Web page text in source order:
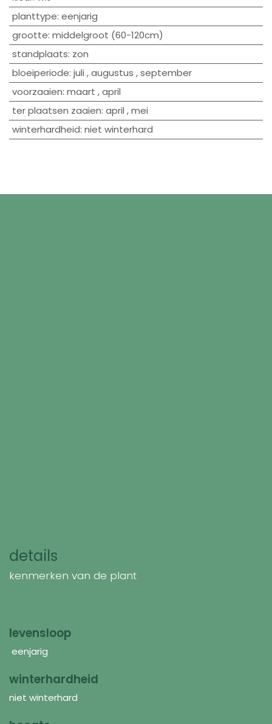
planttype: eenjarig
grootte: middelgroot (60-120cm)
standplaats: zon
bloeiperiode: juli ,augustus ,september
voorzaaien: maart ,april
ter plaatsen zaaien: april ,mei
winterhardheid: niet winterhard
details
kenmerken van de plant
levensloop
eenjarig
winterhardheid
niet winterhard